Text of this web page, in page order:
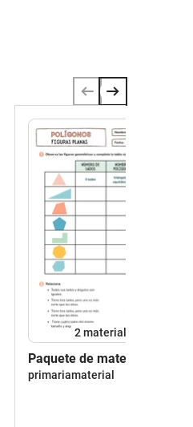
2 materiales
Paquete de materiales
primariamaterial